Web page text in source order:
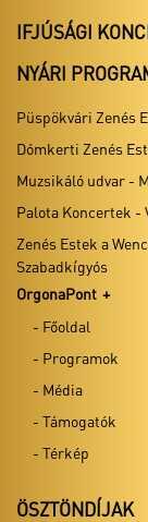
IFJÚSÁGI
NYÁRI
Püspökvári Zenés
Dómkerti Zenés
Muzsikáló udvar -
Palota Koncertek -
Zenés Estek a
Szabadkígyós
OrgonaPont
- Főoldal
- Programok
- Média
- Támogatók
- Térkép
ÖSZTÖNDÍJAK